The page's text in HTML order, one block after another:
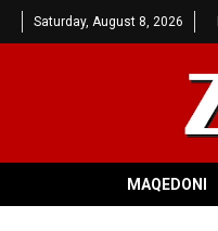
Saturday, August 8, 2026
MAQEDONI